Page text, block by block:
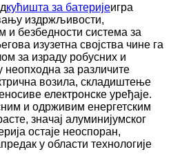
кућишта за батеријеигра
издржљивости,
безбедности система за
изузетна својства чине га
за израду робусних и
неопходна за различите
возила, складиштење
електронске уређаје.
и одрживим енергетским
значај алуминијумског
остаје неоспоран,
у области технологије